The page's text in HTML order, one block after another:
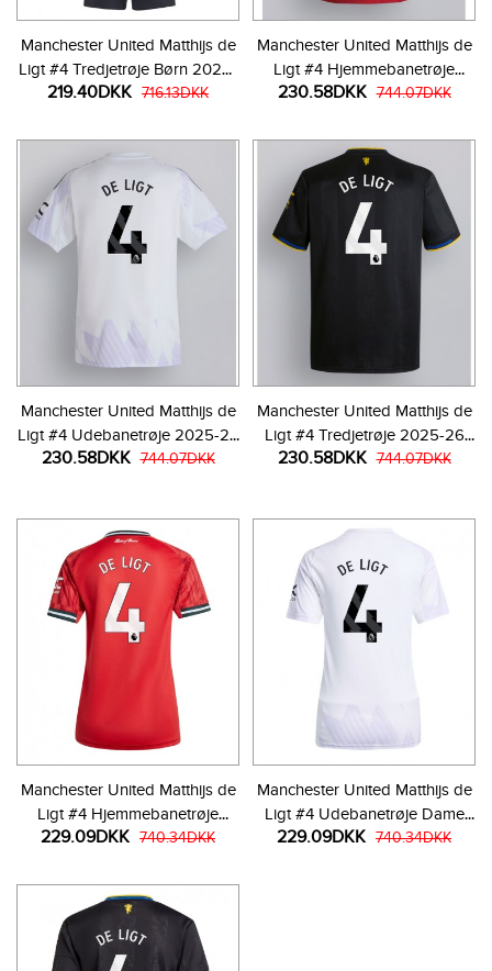
Manchester United Matthijs de
Ligt #4 Tredjetrøje Børn 2025-
26 Kortærmet (+ Korte bukser)
219.40DKK 716.13DKK
Manchester United Matthijs de
Ligt #4 Hjemmebanetrøje
2025-26 Kortærmet
230.58DKK 744.07DKK
Manchester United Matthijs de
Ligt #4 Udebanetrøje 2025-26
Kortærmet
230.58DKK 744.07DKK
Manchester United Matthijs de
Ligt #4 Tredjetrøje 2025-26
Kortærmet
230.58DKK 744.07DKK
Manchester United Matthijs de
Ligt #4 Hjemmebanetrøje
Dame 2025-26 Kortærmet
229.09DKK 740.34DKK
Manchester United Matthijs de
Ligt #4 Udebanetrøje Dame
2025-26 Kortærmet
229.09DKK 740.34DKK